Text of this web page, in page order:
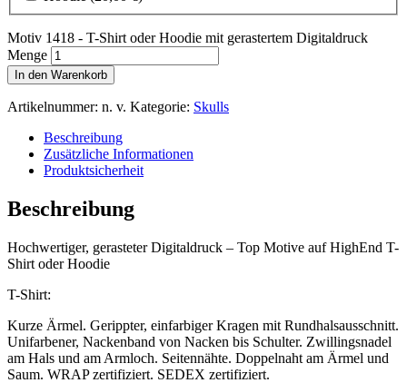
Motiv 1418 - T-Shirt oder Hoodie mit gerastertem Digitaldruck
Menge
In den Warenkorb
Artikelnummer: n. v. Kategorie: Skulls
Beschreibung
Zusätzliche Informationen
Produktsicherheit
Beschreibung
Hochwertiger, gerasteter Digitaldruck – Top Motive auf HighEnd T-
Shirt oder Hoodie
T-Shirt:
Kurze Ärmel. Gerippter, einfarbiger Kragen mit Rundhalsausschnitt.
Unifarbener, Nackenband von Nacken bis Schulter. Zwillingsnadel
am Hals und am Armloch. Seitennähte. Doppelnaht am Ärmel und
Saum. WRAP zertifiziert. SEDEX zertifiziert.